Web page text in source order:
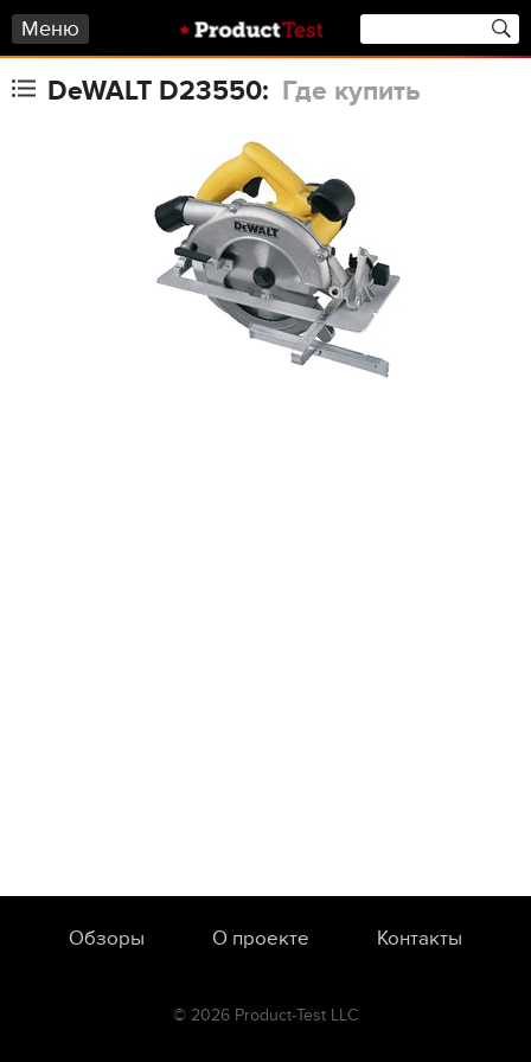
Меню
DeWALT D23550: Где купить
Обзоры О проекте Контакты
© 2026 Product-Test LLC